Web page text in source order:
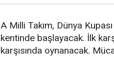
A Milli Takım, Dünya
kentinde başlayacak. İlk
karşısında oynanacak.